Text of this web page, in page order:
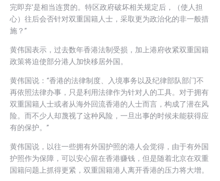
完即弃’是相当连贯的。特区政府破坏相关规定后，（使人担
心）往后会否针对双重国籍人士，采取更为政治化的非一般措
施？”
黄伟国表示，过去数年香港法制受损，加上港府收紧双重国籍
政策将迫使部分港人加快移居外国。
黄伟国说：“香港的法律制度、入境事务以及纪律部队部门不
再依照法律办事，只是利用法律作为针对人的工具。对于拥有
双重国籍人士或者从海外回流香港的人士而言，构成了潜在风
险。而不少人却蔑视了这种风险，一旦出事的时候未能获得应
有的保护。”
黄伟国说，以往一些拥有外国护照的港人会觉得，由于有外国
护照作为保障，可以安心留在香港赚钱，但是随着北京在双重
国籍问题上抓得更紧，双重国籍港人离开香港的压力将大增。